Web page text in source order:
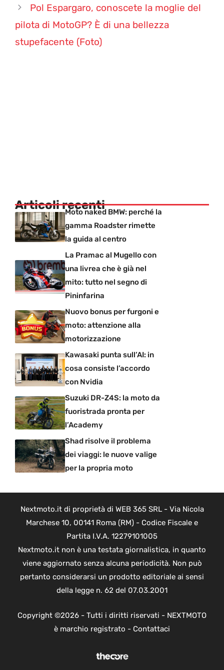
Pol Espargaro, conoscete la moglie del
pilota di MotoGP? È di una bellezza
stupefacente (Foto)
Articoli recentiMoto naked BMW: perché la
gamma Roadster rimette
la guida al centro
La Pramac al Mugello con
una livrea che è già nel
mito: tutto nel segno di
Pininfarina
Nuovo bonus per furgoni e
moto: attenzione alla
motorizzazione
Kawasaki punta sull’AI: in
cosa consiste l’accordo
con Nvidia
Suzuki DR-Z4S: la moto da
fuoristrada pronta per
l’Academy
Shad risolve il problema
dei viaggi: le nuove valige
per la propria moto
Nextmoto.it di proprietà di WEB 365 SRL - Via Nicola
Marchese 10, 00141 Roma (RM) - Codice Fiscale e
Partita I.V.A. 12279101005
Nextmoto.it non è una testata giornalistica, in quanto
viene aggiornato senza alcuna periodicità. Non può
pertanto considerarsi un prodotto editoriale ai sensi
della legge n. 62 del 07.03.2001
Copyright ©2026 - Tutti i diritti riservati - NEXTMOTO
è marchio registrato - Contattaci